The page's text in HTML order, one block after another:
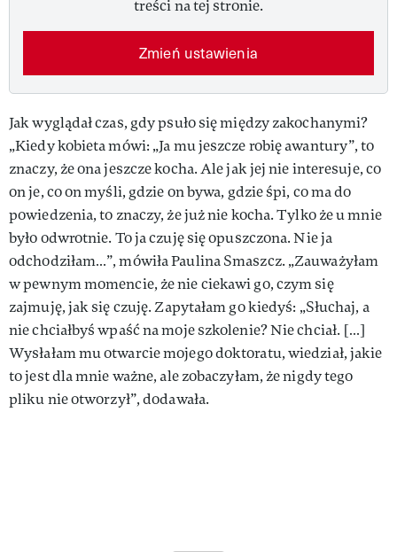
treści na tej stronie.
Zmień ustawienia
Jak wyglądał czas, gdy psuło się między zakochanymi?
„Kiedy kobieta mówi: „Ja mu jeszcze robię awantury”, to
znaczy, że ona jeszcze kocha. Ale jak jej nie interesuje, co
on je, co on myśli, gdzie on bywa, gdzie śpi, co ma do
powiedzenia, to znaczy, że już nie kocha. Tylko że u mnie
było odwrotnie. To ja czuję się opuszczona. Nie ja
odchodziłam…”, mówiła Paulina Smaszcz. „Zauważyłam
w pewnym momencie, że nie ciekawi go, czym się
zajmuję, jak się czuję. Zapytałam go kiedyś: „Słuchaj, a
nie chciałbyś wpaść na moje szkolenie? Nie chciał. […]
Wysłałam mu otwarcie mojego doktoratu, wiedział, jakie
to jest dla mnie ważne, ale zobaczyłam, że nigdy tego
pliku nie otworzył”, dodawała.